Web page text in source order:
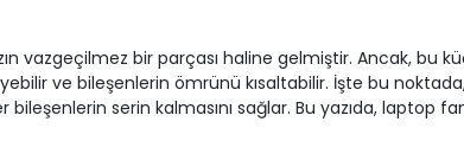
vazgeçilmez bir parçası haline gelmiştir. Ancak, bu
ve bileşenlerin ömrünü kısaltabilir. İşte bu
bileşenlerin serin kalmasını sağlar. Bu yazıda, laptop